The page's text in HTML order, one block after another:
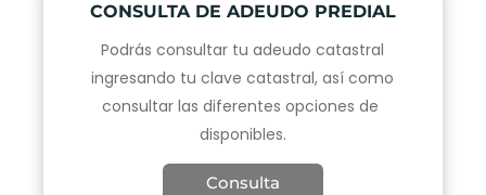
CONSULTA DE ADEUDO PREDIAL
Podrás consultar tu adeudo catastral
ingresando tu clave catastral, así como
consultar las diferentes opciones de
disponibles.
Consulta